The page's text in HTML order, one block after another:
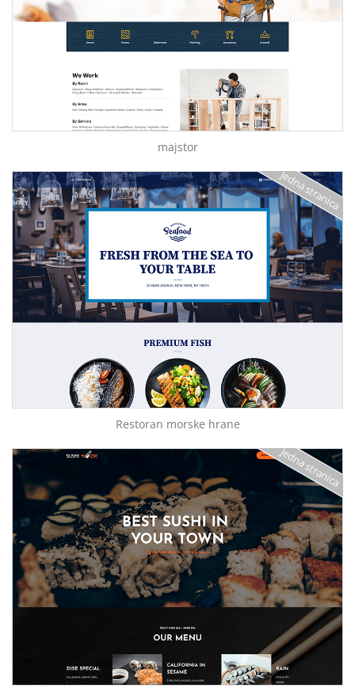
majstor
Jedna stranica
Restoran morske hrane
Jedna stranica